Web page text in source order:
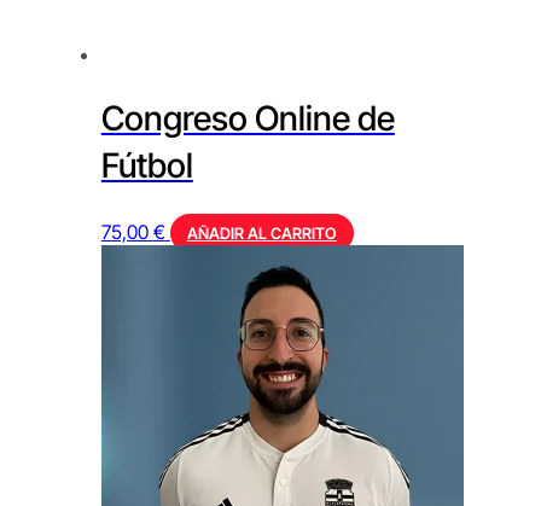
Congreso Online de
Fútbol
75,00 € AÑADIR AL CARRITO